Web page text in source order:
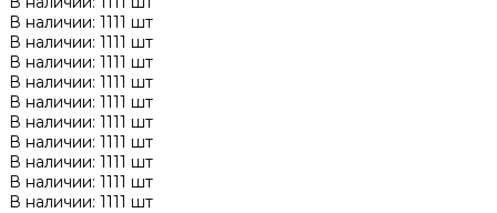
В наличии: 1111 шт
В наличии: 1111 шт
В наличии: 1111 шт
В наличии: 1111 шт
В наличии: 1111 шт
В наличии: 1111 шт
В наличии: 1111 шт
В наличии: 1111 шт
В наличии: 1111 шт
В наличии: 1111 шт